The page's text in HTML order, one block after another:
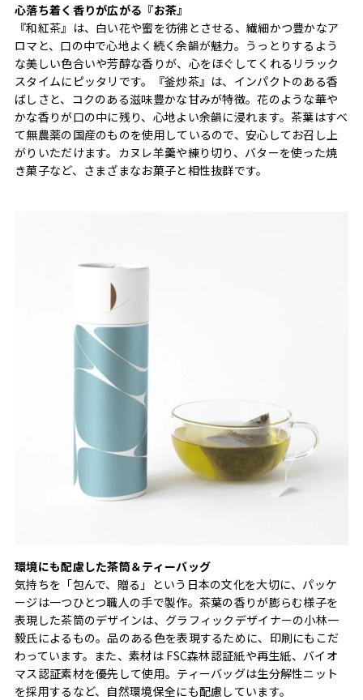
心落ち着く香りが広がる『お茶』
『和紅茶』は、白い花や蜜を彷彿とさせる、繊細かつ豊かなア
ロマと、口の中で心地よく続く余韻が魅力。うっとりするよう
な美しい色合いや芳醇な香りが、心をほぐしてくれるリラック
スタイムにピッタリです。『釜炒茶』は、インパクトのある香
ばしさと、コクのある滋味豊かな甘みが特徴。花のような華や
かな香りが口の中に残り、心地よい余韻に浸れます。茶葉はすべ
て無農薬の国産のものを使用しているので、安心してお召し上
がりいただけます。カヌレ羊羹や練り切り、バターを使った焼
き菓子など、さまざまなお菓子と相性抜群です。
環境にも配慮した茶筒＆ティーバッグ
気持ちを「包んで、贈る」という日本の文化を大切に、パッケ
ージは一つひとつ職人の手で製作。茶葉の香りが膨らむ様子を
表現した茶筒のデザインは、グラフィックデザイナーの小林一
毅氏によるもの。品のある色を表現するために、印刷にもこだ
わっています。また、素材は FSC森林認証紙や再生紙、バイオ
マス認証素材を優先して使用。ティーバッグは生分解性ニット
を採用するなど、自然環境保全にも配慮しています。